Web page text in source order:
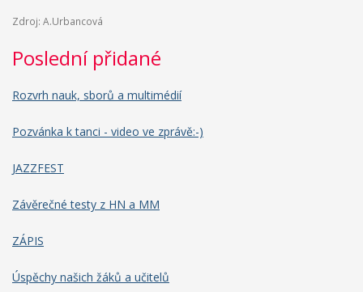
Zdroj: A.Urbancová
Poslední přidané
Rozvrh nauk, sborů a multimédií
Pozvánka k tanci - video ve zprávě:-)
JAZZFEST
Závěrečné testy z HN a MM
ZÁPIS
Úspěchy našich žáků a učitelů